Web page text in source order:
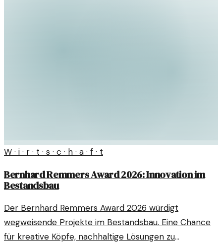
W · i · r · t · s · c · h · a · f · t
Bernhard Remmers Award 2026: Innovation im
Bestandsbau
Der Bernhard Remmers Award 2026 würdigt
wegweisende Projekte im Bestandsbau. Eine Chance
für kreative Köpfe, nachhaltige Lösungen zu